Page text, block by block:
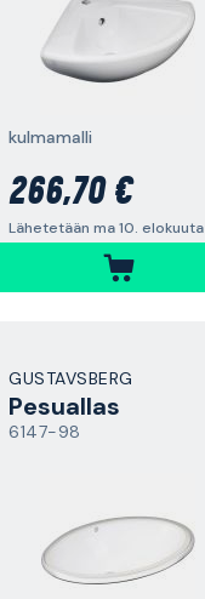
kulmamalli
266,70 €
Lähetetään ma 10. elokuuta
GUSTAVSBERG
Pesuallas
6147-98